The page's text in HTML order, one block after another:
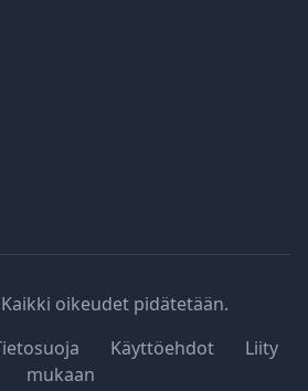
Kaikki oikeudet pidätetään.
Käyttöehdot
Liity
mukaan